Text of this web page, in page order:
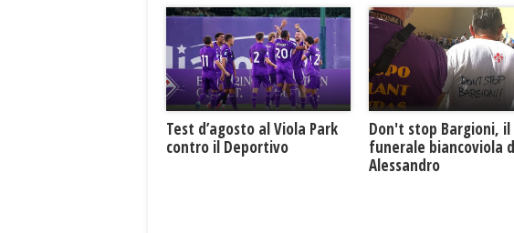
Test d’agosto al Viola Park
contro il Deportivo
Don't stop Bargioni, il
funerale biancoviola
Alessandro